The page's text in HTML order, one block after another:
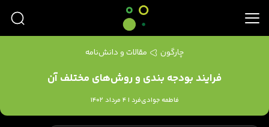
چارگون مقالات و دانش‌نامه
فرایند بودجه بندی و روش‌های مختلف آن
فاطمه جوادی‌فرد | 4 مرداد 1402